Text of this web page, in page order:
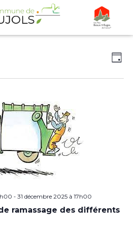
Jour
- 31 décembre 2025 à 17h00
ramassage des différents